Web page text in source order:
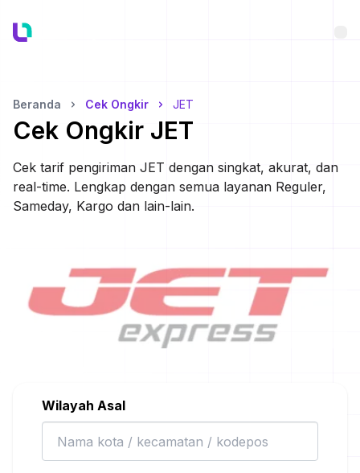
Beranda Cek Ongkir JET
Cek Ongkir JET
Cek tarif pengiriman JET dengan singkat, akurat, dan
real-time. Lengkap dengan semua layanan Reguler,
Sameday, Kargo dan lain-lain.
Wilayah Asal